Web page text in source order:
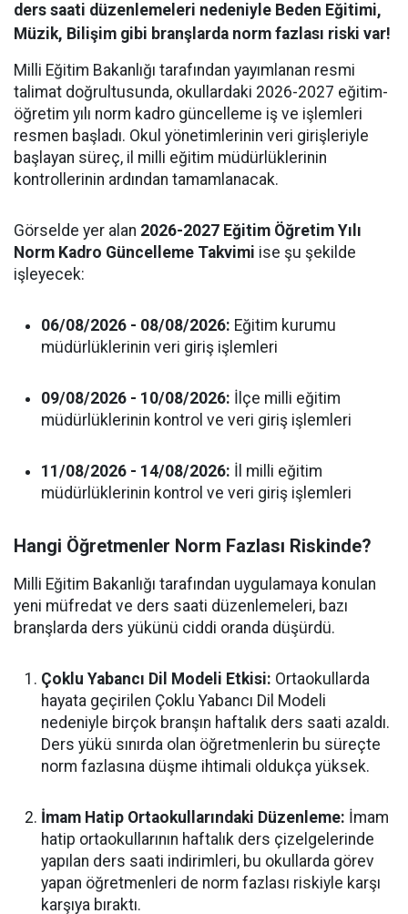
ders saati düzenlemeleri nedeniyle Beden Eğitimi,
Müzik, Bilişim gibi branşlarda norm fazlası riski var!
Milli Eğitim Bakanlığı tarafından yayımlanan resmi
talimat doğrultusunda, okullardaki 2026-2027 eğitim-
öğretim yılı norm kadro güncelleme iş ve işlemleri
resmen başladı. Okul yönetimlerinin veri girişleriyle
başlayan süreç, il milli eğitim müdürlüklerinin
kontrollerinin ardından tamamlanacak.
Görselde yer alan 2026-2027 Eğitim Öğretim Yılı
Norm Kadro Güncelleme Takvimi ise şu şekilde
işleyecek:
06/08/2026 - 08/08/2026: Eğitim kurumu
müdürlüklerinin veri giriş işlemleri
09/08/2026 - 10/08/2026: İlçe milli eğitim
müdürlüklerinin kontrol ve veri giriş işlemleri
11/08/2026 - 14/08/2026: İl milli eğitim
müdürlüklerinin kontrol ve veri giriş işlemleri
Hangi Öğretmenler Norm Fazlası Riskinde?
Milli Eğitim Bakanlığı tarafından uygulamaya konulan
yeni müfredat ve ders saati düzenlemeleri, bazı
branşlarda ders yükünü ciddi oranda düşürdü.
Çoklu Yabancı Dil Modeli Etkisi: Ortaokullarda
hayata geçirilen Çoklu Yabancı Dil Modeli
nedeniyle birçok branşın haftalık ders saati azaldı.
Ders yükü sınırda olan öğretmenlerin bu süreçte
norm fazlasına düşme ihtimali oldukça yüksek.
İmam Hatip Ortaokullarındaki Düzenleme: İmam
hatip ortaokullarının haftalık ders çizelgelerinde
yapılan ders saati indirimleri, bu okullarda görev
yapan öğretmenleri de norm fazlası riskiyle karşı
karşıya bıraktı.